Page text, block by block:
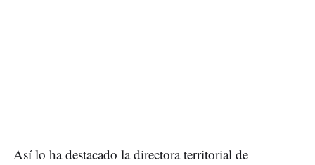
Así lo ha destacado la directora territorial de